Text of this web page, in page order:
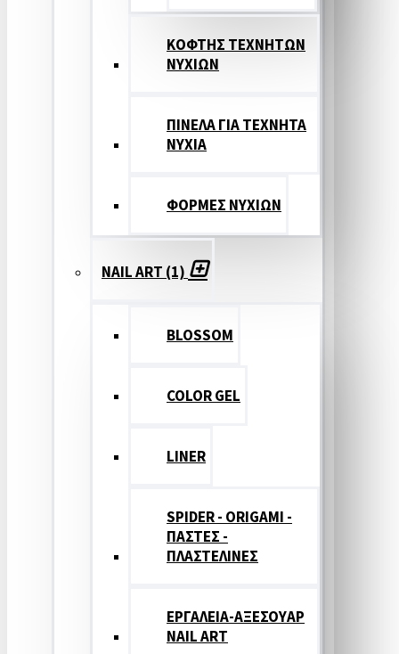
ΚΟΦΤΗΣ ΤΕΧΝΗΤΩΝ
ΝΥΧΙΩΝ
ΠΙΝΕΛΑ ΓΙΑ ΤΕΧΝΗΤΑ
ΝΥΧΙΑ
ΦΟΡΜΕΣ ΝΥΧΙΩΝ
NAIL ART (1)
BLOSSOM
COLOR GEL
LINER
SPIDER - ORIGAMI -
ΠΑΣΤΕΣ -
ΠΛΑΣΤΕΛΙΝΕΣ
ΕΡΓΑΛΕΙΑ-ΑΞΕΣΟΥΑΡ
NAIL ART